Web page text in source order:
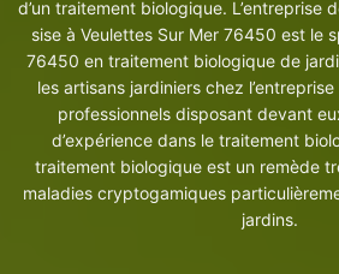
d’un traitement biologique. L’entreprise
sise à Veulettes Sur Mer 76450 est le
76450 en traitement biologique de
les artisans jardiniers chez
professionnels disposant devant
d’expérience dans le traitement
traitement biologique est un remède
maladies cryptogamiques
jardins.